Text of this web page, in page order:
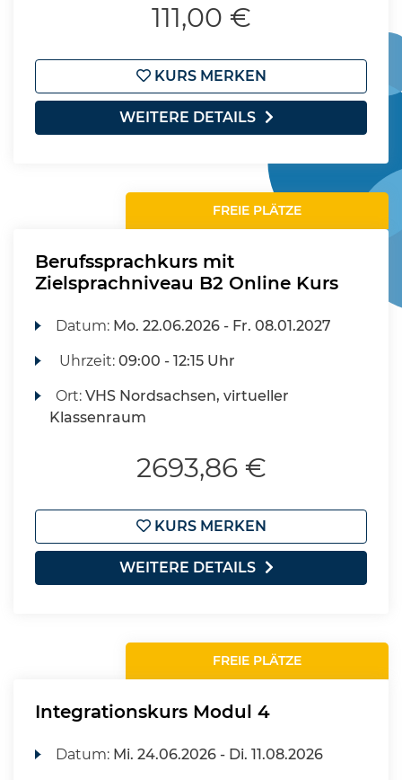
111,00 €
KURS MERKEN
WEITERE DETAILS
FREIE PLÄTZE
Berufssprachkurs mit
Zielsprachniveau B2 Online Kurs
Datum: Mo. 22.06.2026 - Fr. 08.01.2027
Uhrzeit:09:00 - 12:15 Uhr
Ort:VHS Nordsachsen, virtueller
Klassenraum
2693,86 €
KURS MERKEN
WEITERE DETAILS
FREIE PLÄTZE
Integrationskurs Modul 4
Datum: Mi. 24.06.2026 - Di. 11.08.2026